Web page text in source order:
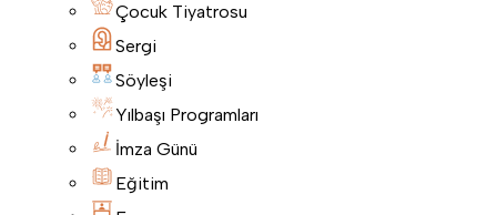
Çocuk Tiyatrosu
Sergi
Söyleşi
Yılbaşı Programları
İmza Günü
Eğitim